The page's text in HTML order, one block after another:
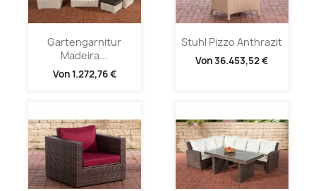
Gartengarnitur
Madeira...
Von1.272,76 €
Stuhl Pizzo Anthrazit
Von36.453,52 €